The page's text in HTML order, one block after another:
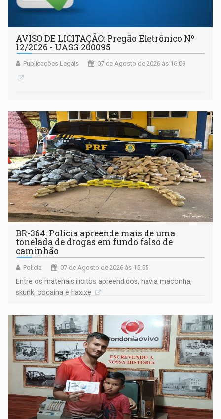
AVISO DE LICITAÇÃO: Pregão Eletrônico Nº
12/2026 - UASG 200095
Publicações Legais 07 de Agosto de 2026 às 16:09
BR-364: Polícia apreende mais de uma
tonelada de drogas em fundo falso de
caminhão
Polícia 07 de Agosto de 2026 às 15:55
Entre os materiais ilícitos apreendidos, havia maconha,
skunk, cocaína e haxixe